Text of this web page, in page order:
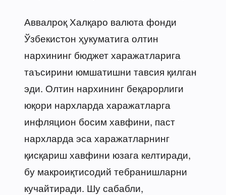
Аввалроқ Халқаро валюта фонди
Ўзбекистон ҳукуматига олтин
нархининг бюджет харажатларига
таъсирини юмшатишни тавсия қилган
эди. Олтин нархининг беқарорлиги
юқори нархларда харажатларга
инфляцион босим хавфини, паст
нархларда эса харажатларнинг
қисқариш хавфини юзага келтиради,
бу макроиқтисодий тебранишларни
кучайтиради. Шу сабабли,